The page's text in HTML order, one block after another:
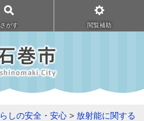
さがす 閲覧補助
しの安全・安心 > 放射能に関する